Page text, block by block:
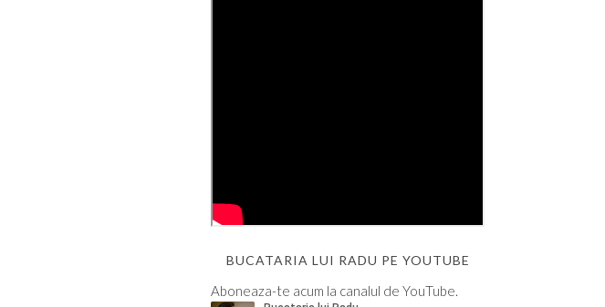
BUCATARIA LUI RADU PE YOUTUBE
Aboneaza-te acum la canalul de YouTube.